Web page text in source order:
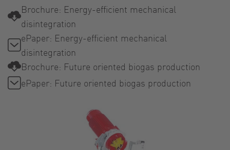
Brochure: Energy-efficient mechanical
disintegration
ePaper: Energy-efficient mechanical
disintegration
Brochure: Future oriented biogas production
ePaper: Future oriented biogas production